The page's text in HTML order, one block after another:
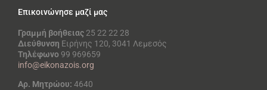
Επικοινώνησε μαζί μας
Γραμμή βοήθειας 25 22 22 28
Διεύθυνση Ειρήνης 120, 3041 Λεμεσός
Τηλέφωνο 99 969659
info@eikonazois.org
Αρ. Μητρώου: 4640